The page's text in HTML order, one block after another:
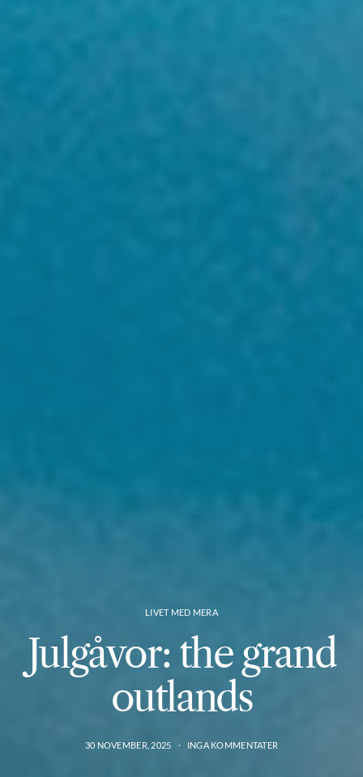
LIVET MED MERA
Julgåvor: the grand
outlands
30 NOVEMBER, 2025 INGA KOMMENTATER